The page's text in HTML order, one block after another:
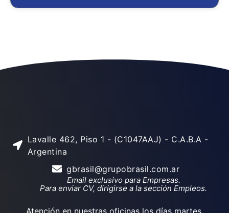
Lavalle 462, Piso 1 - (C1047AAJ) - C.A.B.A -
Argentina
gbrasil@grupobrasil.com.ar
Email exclusivo para Empresas.
Para enviar CV, dirigirse a la sección Empleos.